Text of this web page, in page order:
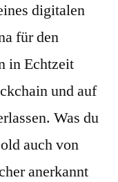
digitalen
für den
in Echtzeit
und auf
Was du
auch von
anerkannt